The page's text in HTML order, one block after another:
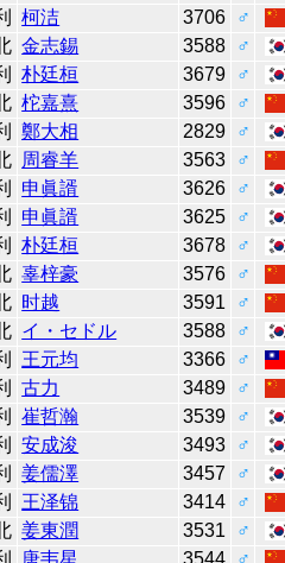
柯洁 3706
♂
金志錫 3588
♂
朴廷桓 3679
♂
柁嘉熹 3596
♂
鄭大相 2829
♂
周睿羊 3563
♂
申眞諝 3626
♂
申眞諝 3625
♂
朴廷桓 3678
♂
辜梓豪 3576
♂
时越 3591
♂
イ・セドル 3588
♂
王元均 3366
♂
古力 3489
♂
崔哲瀚 3539
♂
安成浚 3493
♂
姜儒澤 3457
♂
王泽锦 3414
♂
姜東潤 3531
♂
唐韦星 3544
♂